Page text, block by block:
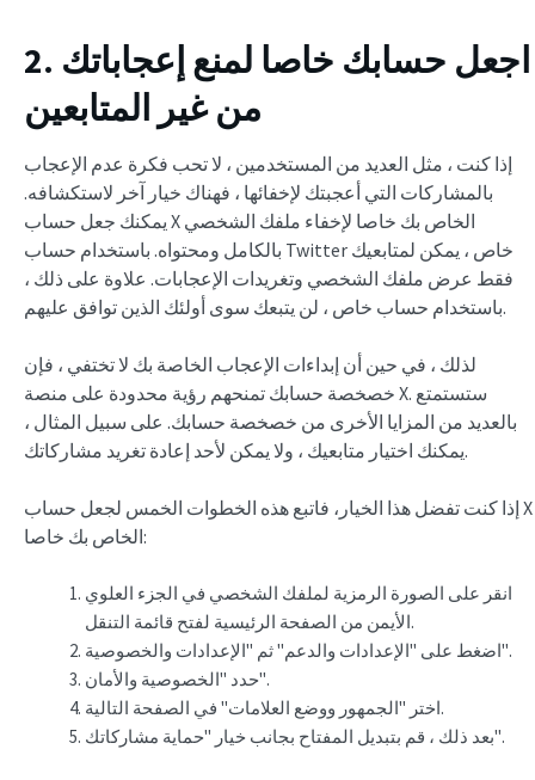
2. اجعل حسابك خاصا لمنع إعجاباتك
من غير المتابعين
إذا كنت ، مثل العديد من المستخدمين ، لا تحب فكرة عدم الإعجاب
بالمشاركات التي أعجبتك لإخفائها ، فهناك خيار آخر لاستكشافه.
يمكنك جعل حساب X الخاص بك خاصا لإخفاء ملفك الشخصي
بالكامل ومحتواه. باستخدام حساب Twitter خاص ، يمكن لمتابعيك
فقط عرض ملفك الشخصي وتغريدات الإعجابات. علاوة على ذلك ،
باستخدام حساب خاص ، لن يتبعك سوى أولئك الذين توافق عليهم.
لذلك ، في حين أن إبداءات الإعجاب الخاصة بك لا تختفي ، فإن
خصخصة حسابك تمنحهم رؤية محدودة على منصة X. ستستمتع
بالعديد من المزايا الأخرى من خصخصة حسابك. على سبيل المثال ،
يمكنك اختيار متابعيك ، ولا يمكن لأحد إعادة تغريد مشاركاتك.
إذا كنت تفضل هذا الخيار، فاتبع هذه الخطوات الخمس لجعل حساب X
الخاص بك خاصا:
انقر على الصورة الرمزية لملفك الشخصي في الجزء العلوي
الأيمن من الصفحة الرئيسية لفتح قائمة التنقل.
اضغط على "الإعدادات والدعم" ثم "الإعدادات والخصوصية".
حدد "الخصوصية والأمان".
اختر "الجمهور ووضع العلامات" في الصفحة التالية.
بعد ذلك ، قم بتبديل المفتاح بجانب خيار "حماية مشاركاتك".